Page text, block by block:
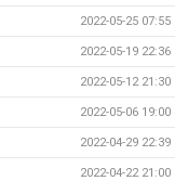
2022-05-25 07:55
2022-05-19 22:36
2022-05-12 21:30
2022-05-06 19:00
2022-04-29 22:39
2022-04-22 21:00